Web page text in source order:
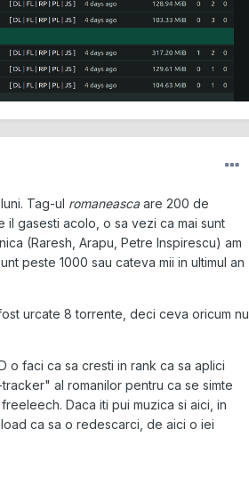
Tag-ul romaneasca are 200 de
il gasesti acolo, o sa vezi ca mai sunt
(Raresh, Arapu, Petre Inspirescu) am
peste 1000 sau cateva mii in ultimul an
urcate 8 torrente, deci ceva oricum nu
o faci ca sa cresti in rank ca sa aplici
al romanilor pentru ca se simte
Daca iti pui muzica si aici, in
ca sa o redescarci, de aici o iei